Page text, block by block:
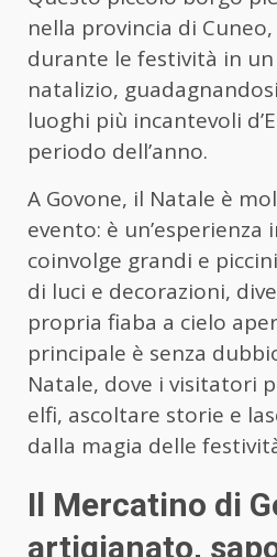
nella provincia di
durante le festività in
natalizio,
luoghi più incantevoli
periodo dell’anno.
A Govone, il Natale è
evento: è un’esperienza
coinvolge grandi e
di luci e decorazioni,
propria fiaba a cielo
principale è senza
Natale, dove i visitatori
elfi, ascoltare storie e
dalla magia delle
Il Mercatino di
artigianato,